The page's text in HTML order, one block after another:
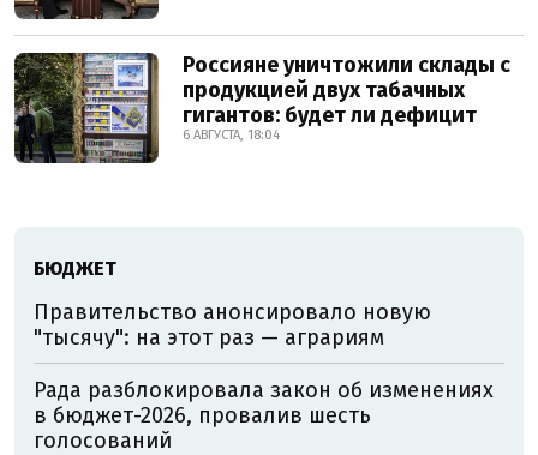
Россияне уничтожили склады с
продукцией двух табачных
гигантов: будет ли дефицит
6 АВГУСТА, 18:04
БЮДЖЕТ
Правительство анонсировало новую
"тысячу": на этот раз — аграриям
Рада разблокировала закон об изменениях
в бюджет-2026, провалив шесть
голосований